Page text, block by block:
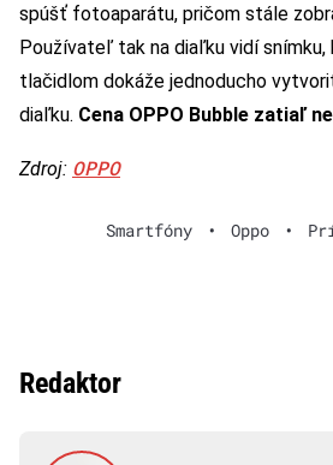
spúšť fotoaparátu, pričom stále
Používateľ tak na diaľku vidí
tlačidlom dokáže jednoducho
diaľku. Cena OPPO Bubble zatiaľ
Zdroj: OPPO
Smartfóny • Oppo •
Redaktor